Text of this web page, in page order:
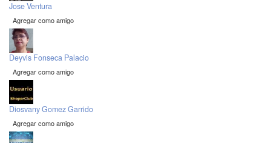
Jose Ventura
Agregar como amigo
Deyvis Fonseca Palacio
Agregar como amigo
Diosvany Gomez Garrido
Agregar como amigo